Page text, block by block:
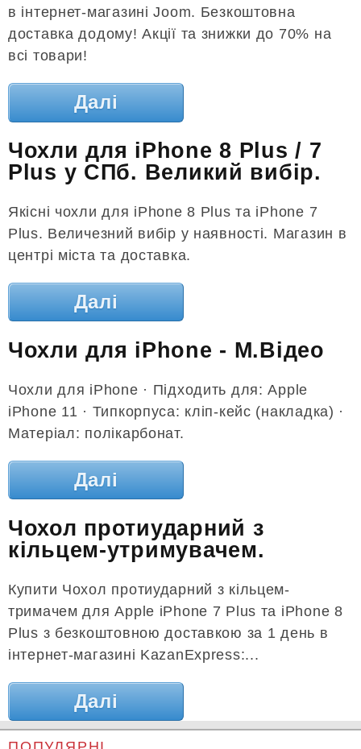
в інтернет-магазині Joom. Безкоштовна
доставка додому! Акції та знижки до 70% на
всі товари!
Далі
Чохли для iPhone 8 Plus / 7
Plus у СПб. Великий вибір.
Якісні чохли для iPhone 8 Plus та iPhone 7
Plus. Величезний вибір у наявності. Магазин в
центрі міста та доставка.
Далі
Чохли для iPhone - М.Відео
Чохли для iPhone · Підходить для: Apple
iPhone 11 · Типкорпуса: кліп-кейс (накладка) ·
Матеріал: полікарбонат.
Далі
Чохол протиударний з
кільцем-утримувачем.
Купити Чохол протиударний з кільцем-
тримачем для Apple iPhone 7 Plus та iPhone 8
Plus з безкоштовною доставкою за 1 день в
інтернет-магазині KazanExpress:...
Далі